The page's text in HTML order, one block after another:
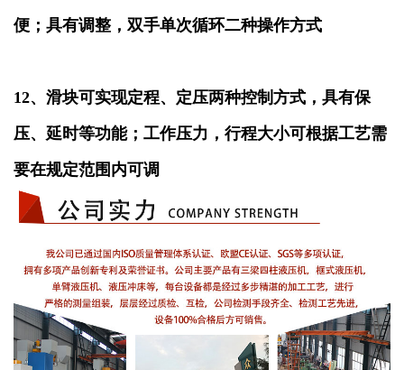
便；具有调整，双手单次循环二种操作方式
12、滑块可实现定程、定压两种控制方式，具有保
压、延时等功能；工作压力，行程大小可根据工艺需
要在规定范围内可调